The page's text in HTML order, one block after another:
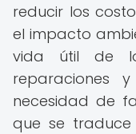
reducir los
el impacto
vida útil de
reparaciones
necesidad de
que se